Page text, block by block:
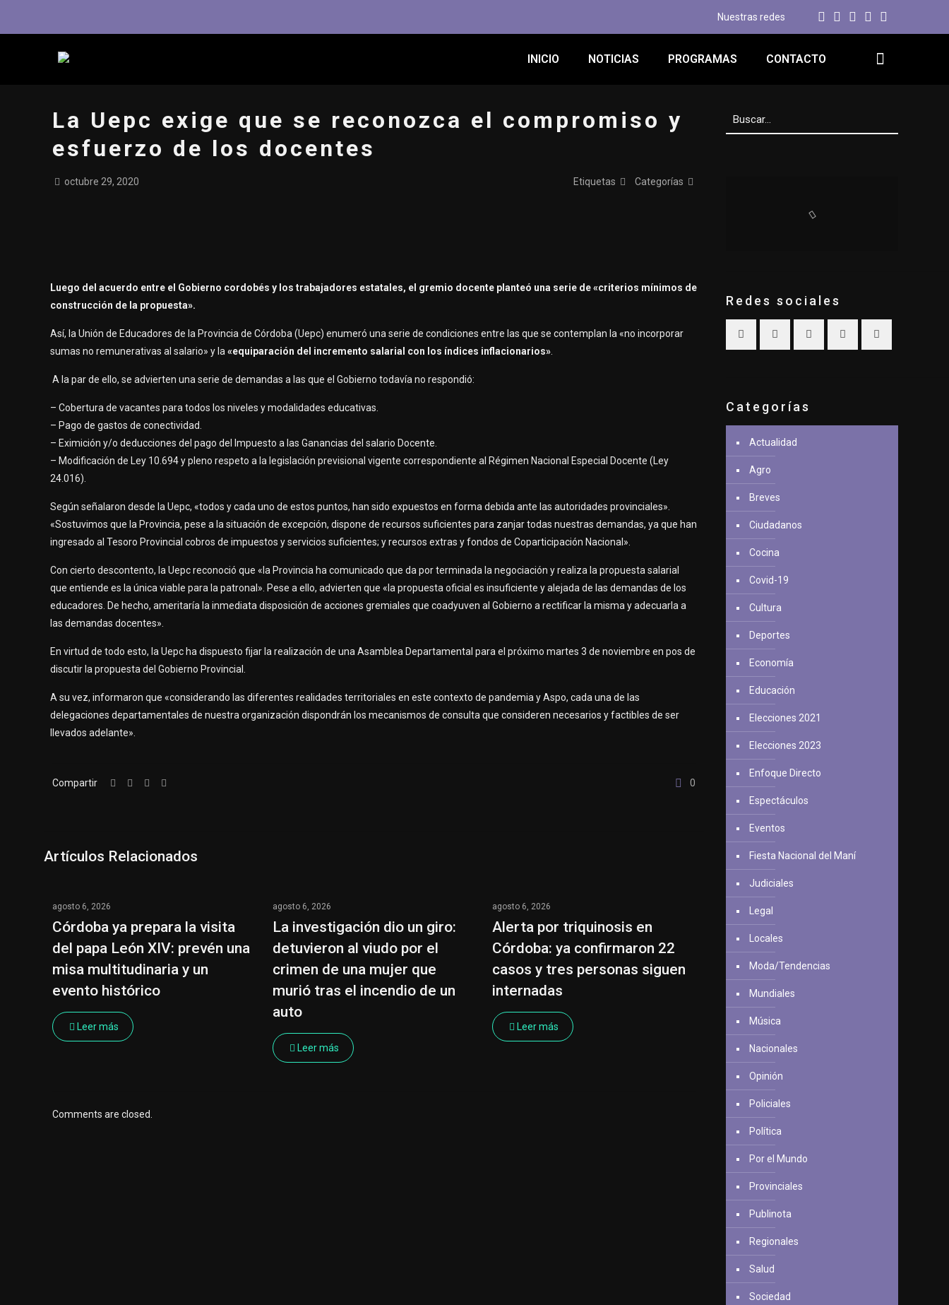
Nuestras redes
INICIO NOTICIAS PROGRAMAS CONTACTO
La Uepc exige que se reconozca el compromiso y
esfuerzo de los docentes
octubre 29, 2020 Categorías
Etiquetas
Luego del acuerdo entre el Gobierno cordobés y los trabajadores estatales, el gremio docente planteó una serie de «criterios mínimos de
construcción de la propuesta».
Así, la Unión de Educadores de la Provincia de Córdoba (Uepc) enumeró una serie de condiciones entre las que se contemplan la «no incorporar
sumas no remunerativas al salario» y la «equiparación del incremento salarial con los índices inflacionarios»
A la par de ello, se advierten una serie de demandas a las que el Gobierno todavía no respondió:
– Cobertura de vacantes para todos los niveles y modalidades educativas.
– Pago de gastos de conectividad.
– Eximición y/o deducciones del pago del Impuesto a las Ganancias del salario Docente.
– Modificación de Ley 10.694 y pleno respeto a la legislación previsional vigente correspondiente al Régimen Nacional Especial Docente (Ley
24.016).
Según señalaron desde la Uepc, «todos y cada uno de estos puntos, han sido expuestos en forma debida ante las autoridades provinciales».
«Sostuvimos que la Provincia, pese a la situación de excepción, dispone de recursos suficientes para zanjar todas nuestras demandas, ya que han
ingresado al Tesoro Provincial cobros de impuestos y servicios suficientes; y recursos extras y fondos de Coparticipación Nacional».
Con cierto descontento, la Uepc reconoció que «la Provincia ha comunicado que da por terminada la negociación y realiza la propuesta salarial
que entiende es la única viable para la patronal». Pese a ello, advierten que «la propuesta oficial es insuficiente y alejada de las demandas de los
educadores. De hecho, ameritaría la inmediata disposición de acciones gremiales que coadyuven al Gobierno a rectificar la misma y adecuarla a
las demandas docentes».
En virtud de todo esto, la Uepc ha dispuesto fijar la realización de una Asamblea Departamental para el próximo martes 3 de noviembre en pos de
discutir la propuesta del Gobierno Provincial.
A su vez, informaron que «considerando las diferentes realidades territoriales en este contexto de pandemia y Aspo, cada una de las
delegaciones departamentales de nuestra organización dispondrán los mecanismos de consulta que consideren necesarios y factibles de ser
llevados adelante».
Compartir 0
Artículos Relacionados
agosto 6, 2026
Córdoba ya prepara la visita
del papa León XIV: prevén una
misa multitudinaria y un
evento histórico
Leer más
agosto 6, 2026
La investigación dio un giro:
detuvieron al viudo por el
crimen de una mujer que
murió tras el incendio de un
auto
Leer más
agosto 6, 2026
Alerta por triquinosis en
Córdoba: ya confirmaron 22
casos y tres personas siguen
internadas
Leer más
Comments are closed.
Redes sociales
Categorías
Actualidad
Agro
Breves
Ciudadanos
Cocina
Covid-19
Cultura
Deportes
Economía
Educación
Elecciones 2021
Elecciones 2023
Enfoque Directo
Espectáculos
Eventos
Fiesta Nacional del Maní
Judiciales
Legal
Locales
Moda/Tendencias
Mundiales
Música
Nacionales
Opinión
Policiales
Política
Por el Mundo
Provinciales
Publinota
Regionales
Salud
Sociedad